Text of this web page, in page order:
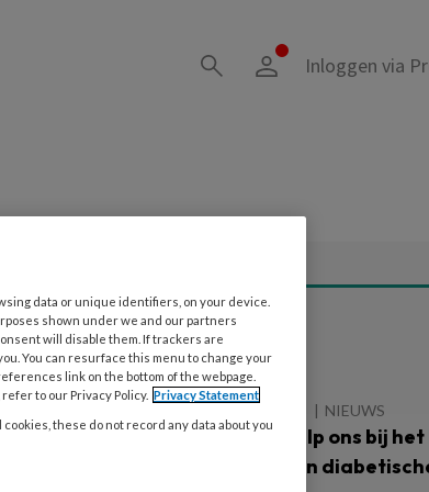
Inloggen via
Delen
PREMIUM
Lees ook
NIEUWS
Patiënten: ‘Help ons bij het
voorkomen van
data or unique identifiers, on your device.
shown under we and our partners
will disable them. If trackers are
You can resurface this menu to change your
link on the bottom of the webpage.
to our Privacy Policy. Privacy Statement
these do not record any data about you